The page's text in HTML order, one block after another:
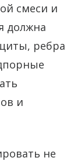
смеси и
должна
ребра
и
не